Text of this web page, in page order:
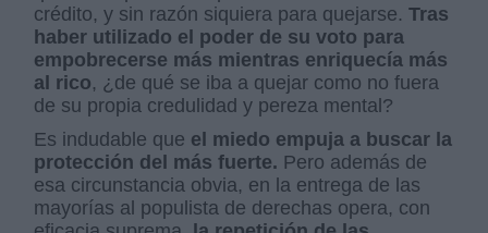
crédito, y sin razón siquiera para quejarse.Tras
haber utilizado el poder de su voto para
empobrecerse más mientras enriquecía más
al rico, ¿de qué se iba a quejar como no fuera
de su propia credulidad y pereza mental?
Es indudable que el miedo empuja a buscar la
protección del más fuerte. Pero además de
esa circunstancia obvia, en la entrega de las
mayorías al populista de derechas opera, con